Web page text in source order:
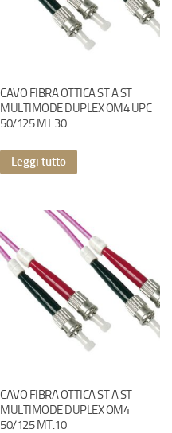
CAVO FIBRA OTTICA ST A ST
MULTIMODE DUPLEX OM4 UPC
50/125 MT.30
Leggi tutto
CAVO FIBRA OTTICA ST A ST
MULTIMODE DUPLEX OM4
50/125 MT.10